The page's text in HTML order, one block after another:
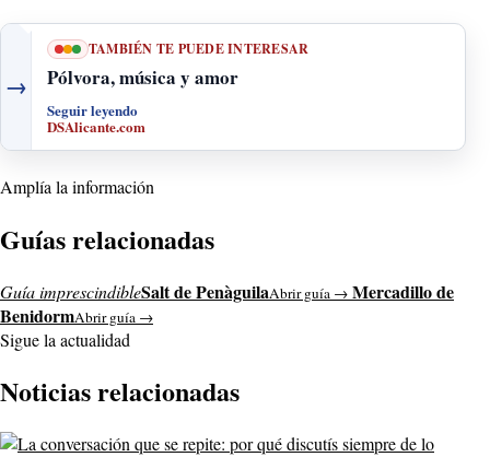
→
TAMBIÉN TE PUEDE INTERESAR
Pólvora, música y amor
Seguir leyendo
DSAlicante.com
Amplía la información
Guías relacionadas
Guía imprescindibleSalt de PenàguilaAbrir guía → Mercadillo de
BenidormAbrir guía →
Sigue la actualidad
Noticias relacionadas